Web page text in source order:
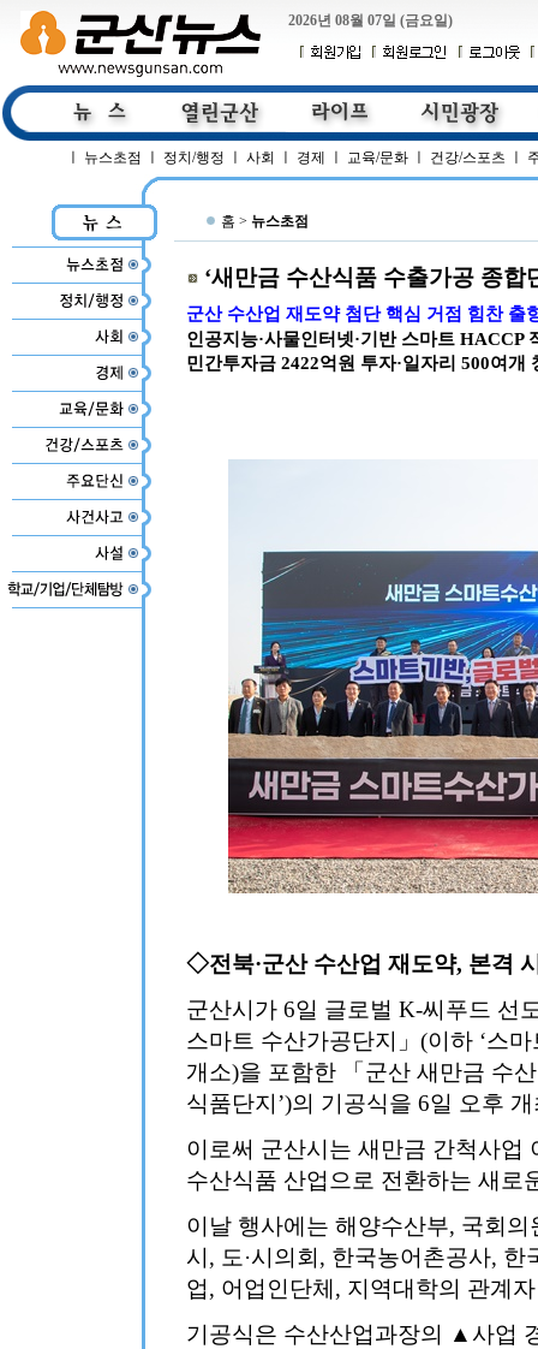
2026년 08월 07일 (금요일)
뉴스초점 정치/행정 사회 경제 교육/문화 건강/스포츠
홈 > 뉴스초점
‘새만금 수산식품 수출가공 종합
군산 수산업 재도약 첨단 핵심 거점 힘찬 출
인공지능·사물인터넷·기반 스마트 HACCP
민간투자금 2422억원 투자·일자리 500여개
◇전북·군산 수산업 재도약, 본격
군산시가 6일 글로벌 K-씨푸드 선
스마트 수산가공단지」(이하 ‘스
개소)을 포함한 「군산 새만금 수
식품단지’)의 기공식을 6일 오후
이로써 군산시는 새만금 간척사업
수산식품 산업으로 전환하는 새로
이날 행사에는 해양수산부, 국회
시, 도·시의회, 한국농어촌공사,
업, 어업인단체, 지역대학의 관계
기공식은 수산산업과장의 ▲사업